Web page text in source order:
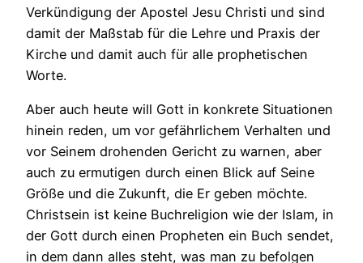
Verkündigung der Apostel Jesu Christi und sind
damit der Maßstab für die Lehre und Praxis der
Kirche und damit auch für alle prophetischen
Worte.
Aber auch heute will Gott in konkrete Situationen
hinein reden, um vor gefährlichem Verhalten und
vor Seinem drohenden Gericht zu warnen, aber
auch zu ermutigen durch einen Blick auf Seine
Größe und die Zukunft, die Er geben möchte.
Christsein ist keine Buchreligion wie der Islam, in
der Gott durch einen Propheten ein Buch sendet,
in dem dann alles steht, was man zu befolgen